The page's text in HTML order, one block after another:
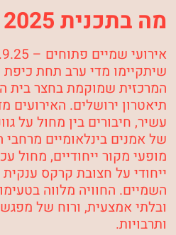
מה בתכנית 2025
אירועי שמיים פתוחים
שיתקיימו מדי ערב תחת
המרכזית שמוקמתבחצר בית
תיאטרון ירושלים. האירועים
עשיר, חיבורים בין מחול על
של אמנים בינלאומיים מרחבי
מופעי מקור ייחודיים, מחול
ייחודי על חצובת קרקס
השמיים. החוויה מלווה
ובלתי אמצעית, ורוח של
ותרבויות.